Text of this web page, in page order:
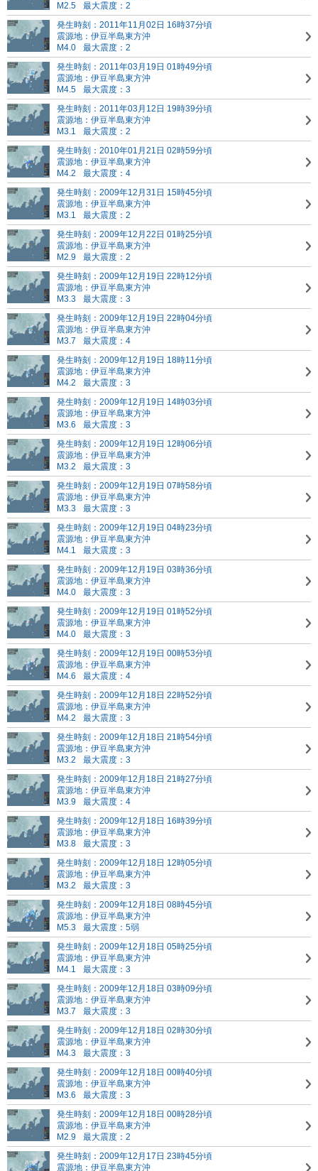
M2.5
最大震度：2
発生時刻：2011年11月02日 16時37分頃
震源地：伊豆半島東方沖
M4.0
最大震度：2
発生時刻：2011年03月19日 01時49分頃
震源地：伊豆半島東方沖
M4.5
最大震度：3
発生時刻：2011年03月12日 19時39分頃
震源地：伊豆半島東方沖
M3.1
最大震度：2
発生時刻：2010年01月21日 02時59分頃
震源地：伊豆半島東方沖
M4.2
最大震度：4
発生時刻：2009年12月31日 15時45分頃
震源地：伊豆半島東方沖
M3.1
最大震度：2
発生時刻：2009年12月22日 01時25分頃
震源地：伊豆半島東方沖
M2.9
最大震度：2
発生時刻：2009年12月19日 22時12分頃
震源地：伊豆半島東方沖
M3.3
最大震度：3
発生時刻：2009年12月19日 22時04分頃
震源地：伊豆半島東方沖
M3.7
最大震度：4
発生時刻：2009年12月19日 18時11分頃
震源地：伊豆半島東方沖
M4.2
最大震度：3
発生時刻：2009年12月19日 14時03分頃
震源地：伊豆半島東方沖
M3.6
最大震度：3
発生時刻：2009年12月19日 12時06分頃
震源地：伊豆半島東方沖
M3.2
最大震度：3
発生時刻：2009年12月19日 07時58分頃
震源地：伊豆半島東方沖
M3.3
最大震度：3
発生時刻：2009年12月19日 04時23分頃
震源地：伊豆半島東方沖
M4.1
最大震度：3
発生時刻：2009年12月19日 03時36分頃
震源地：伊豆半島東方沖
M4.0
最大震度：3
発生時刻：2009年12月19日 01時52分頃
震源地：伊豆半島東方沖
M4.0
最大震度：3
発生時刻：2009年12月19日 00時53分頃
震源地：伊豆半島東方沖
M4.6
最大震度：4
発生時刻：2009年12月18日 22時52分頃
震源地：伊豆半島東方沖
M4.2
最大震度：3
発生時刻：2009年12月18日 21時54分頃
震源地：伊豆半島東方沖
M3.2
最大震度：3
発生時刻：2009年12月18日 21時27分頃
震源地：伊豆半島東方沖
M3.9
最大震度：4
発生時刻：2009年12月18日 16時39分頃
震源地：伊豆半島東方沖
M3.8
最大震度：3
発生時刻：2009年12月18日 12時05分頃
震源地：伊豆半島東方沖
M3.2
最大震度：3
発生時刻：2009年12月18日 08時45分頃
震源地：伊豆半島東方沖
M5.3
最大震度：5弱
発生時刻：2009年12月18日 05時25分頃
震源地：伊豆半島東方沖
M4.1
最大震度：3
発生時刻：2009年12月18日 03時09分頃
震源地：伊豆半島東方沖
M3.7
最大震度：3
発生時刻：2009年12月18日 02時30分頃
震源地：伊豆半島東方沖
M4.3
最大震度：3
発生時刻：2009年12月18日 00時40分頃
震源地：伊豆半島東方沖
M3.6
最大震度：3
発生時刻：2009年12月18日 00時28分頃
震源地：伊豆半島東方沖
M2.9
最大震度：2
発生時刻：2009年12月17日 23時45分頃
震源地：伊豆半島東方沖